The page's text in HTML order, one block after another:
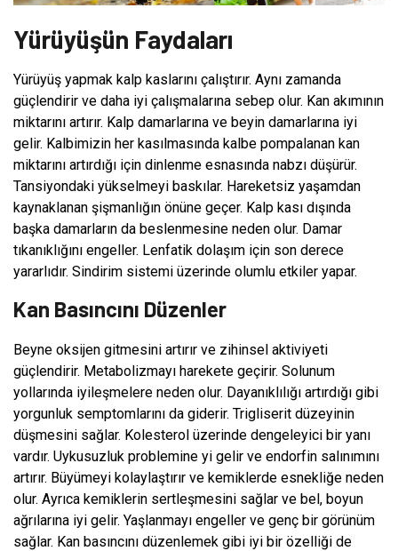
Yürüyüşün Faydaları
Yürüyüş yapmak kalp kaslarını çalıştırır. Aynı zamanda
güçlendirir ve daha iyi çalışmalarına sebep olur. Kan akımının
miktarını artırır. Kalp damarlarına ve beyin damarlarına iyi
gelir. Kalbimizin her kasılmasında kalbe pompalanan kan
miktarını artırdığı için dinlenme esnasında nabzı düşürür.
Tansiyondaki yükselmeyi baskılar. Hareketsiz yaşamdan
kaynaklanan şişmanlığın önüne geçer. Kalp kası dışında
başka damarların da beslenmesine neden olur. Damar
tıkanıklığını engeller. Lenfatik dolaşım için son derece
yararlıdır. Sindirim sistemi üzerinde olumlu etkiler yapar.
Kan Basıncını Düzenler
Beyne oksijen gitmesini artırır ve zihinsel aktiviyeti
güçlendirir. Metabolizmayı harekete geçirir. Solunum
yollarında iyileşmelere neden olur. Dayanıklılığı artırdığı gibi
yorgunluk semptomlarını da giderir. Trigliserit düzeyinin
düşmesini sağlar. Kolesterol üzerinde dengeleyici bir yanı
vardır. Uykusuzluk problemine yi gelir ve endorfin salınımını
artırır. Büyümeyi kolaylaştırır ve kemiklerde esnekliğe neden
olur. Ayrıca kemiklerin sertleşmesini sağlar ve bel, boyun
ağrılarına iyi gelir. Yaşlanmayı engeller ve genç bir görünüm
sağlar. Kan basıncını düzenlemek gibi iyi bir özelliği de